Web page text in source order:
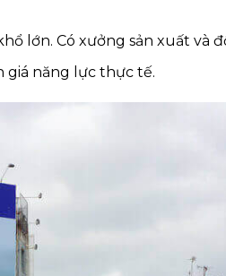
lớn. Có xưởng sản xuất và
giá năng lực thực tế.